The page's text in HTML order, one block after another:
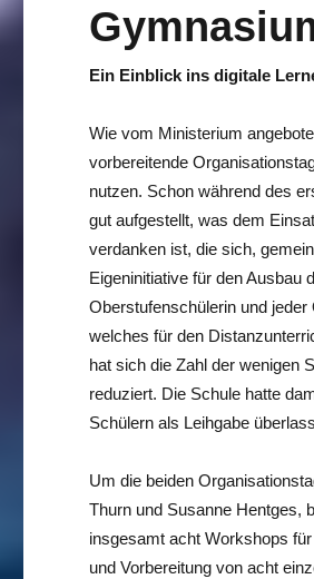
Ein Einblick ins digitale
Wie vom Ministerium
vorbereitende
nutzen. Schon während des
gut aufgestellt, was dem
verdanken ist, die sich,
Eigeninitiative für den Ausbau
Oberstufenschülerin und
welches für den
hat sich die Zahl der wenigen
reduziert. Die Schule hatte
Schülern als Leihgabe
Um die beiden
Thurn und Susanne Hentges,
insgesamt acht Workshops
und Vorbereitung von acht